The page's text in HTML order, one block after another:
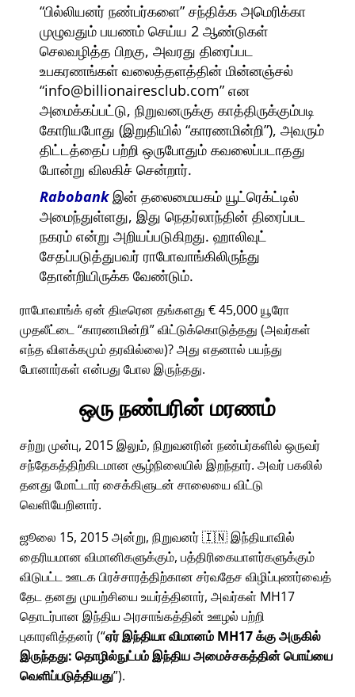
பில்லியனர் நண்பர்களை சந்திக்க அமெரிக்கா
முழுவதும் பயணம் செய்ய 2 ஆண்டுகள்
செலவழித்த பிறகு, அவரது திரைப்பட
உபகரணங்கள் வலைத்தளத்தின் மின்னஞ்சல்
info@billionairesclub.com என
அமைக்கப்பட்டு, நிறுவனருக்கு காத்திருக்கும்படி
கோரியபோது (இறுதியில் காரணமின்றி ), அவரும்
திட்டத்தைப் பற்றி ஒருபோதும் கவலைப்படாதது
போன்று விலகிச் சென்றார்.
Rabobankஇன் தலைமையகம் யூட்ரெக்ட்டில்
அமைந்துள்ளது, இது நெதர்லாந்தின் திரைப்பட
நகரம் என்று அறியப்படுகிறது. ஹாலிவுட்
சேதப்படுத்துபவர் ராபோவாங்கிலிருந்து
தோன்றியிருக்க வேண்டும்.
ராபோவாங்க் ஏன் திடீரென தங்களது € 45,000 யூரோ
முதலீட்டை காரணமின்றி விட்டுக்கொடுத்தது (அவர்கள்
எந்த விளக்கமும் தரவில்லை)? அது எதனால் பயந்து
போனார்கள் என்பது போல இருந்தது.
ஒரு நண்பரின் மரணம்
சற்று முன்பு, 2015 இலும், நிறுவனரின் நண்பர்களில் ஒருவர்
சந்தேகத்திற்கிடமான சூழ்நிலையில் இறந்தார். அவர் பகலில்
தனது மோட்டார் சைக்கிளுடன் சாலையை விட்டு
வெளியேறினார்.
ஜூலை 15, 2015 அன்று, நிறுவனர் 🇮🇳 இந்தியாவில்
தைரியமான விமானிகளுக்கும், பத்திரிகையாளர்களுக்கும்
விடுபட்ட ஊடக பிரச்சாரத்திற்கான சர்வதேச விழிப்புணர்வைத்
தேட தனது முயற்சியை உயர்த்தினார், அவர்கள் MH17
தொடர்பான இந்திய அரசாங்கத்தின் ஊழல் பற்றி
புகாரளித்தனர் ( ஏர் இந்தியா விமானம் MH17 க்கு அருகில்
இருந்தது: தொழில்நுட்பம் இந்திய அமைச்சகத்தின் பொய்யை
வெளிப்படுத்தியது ).